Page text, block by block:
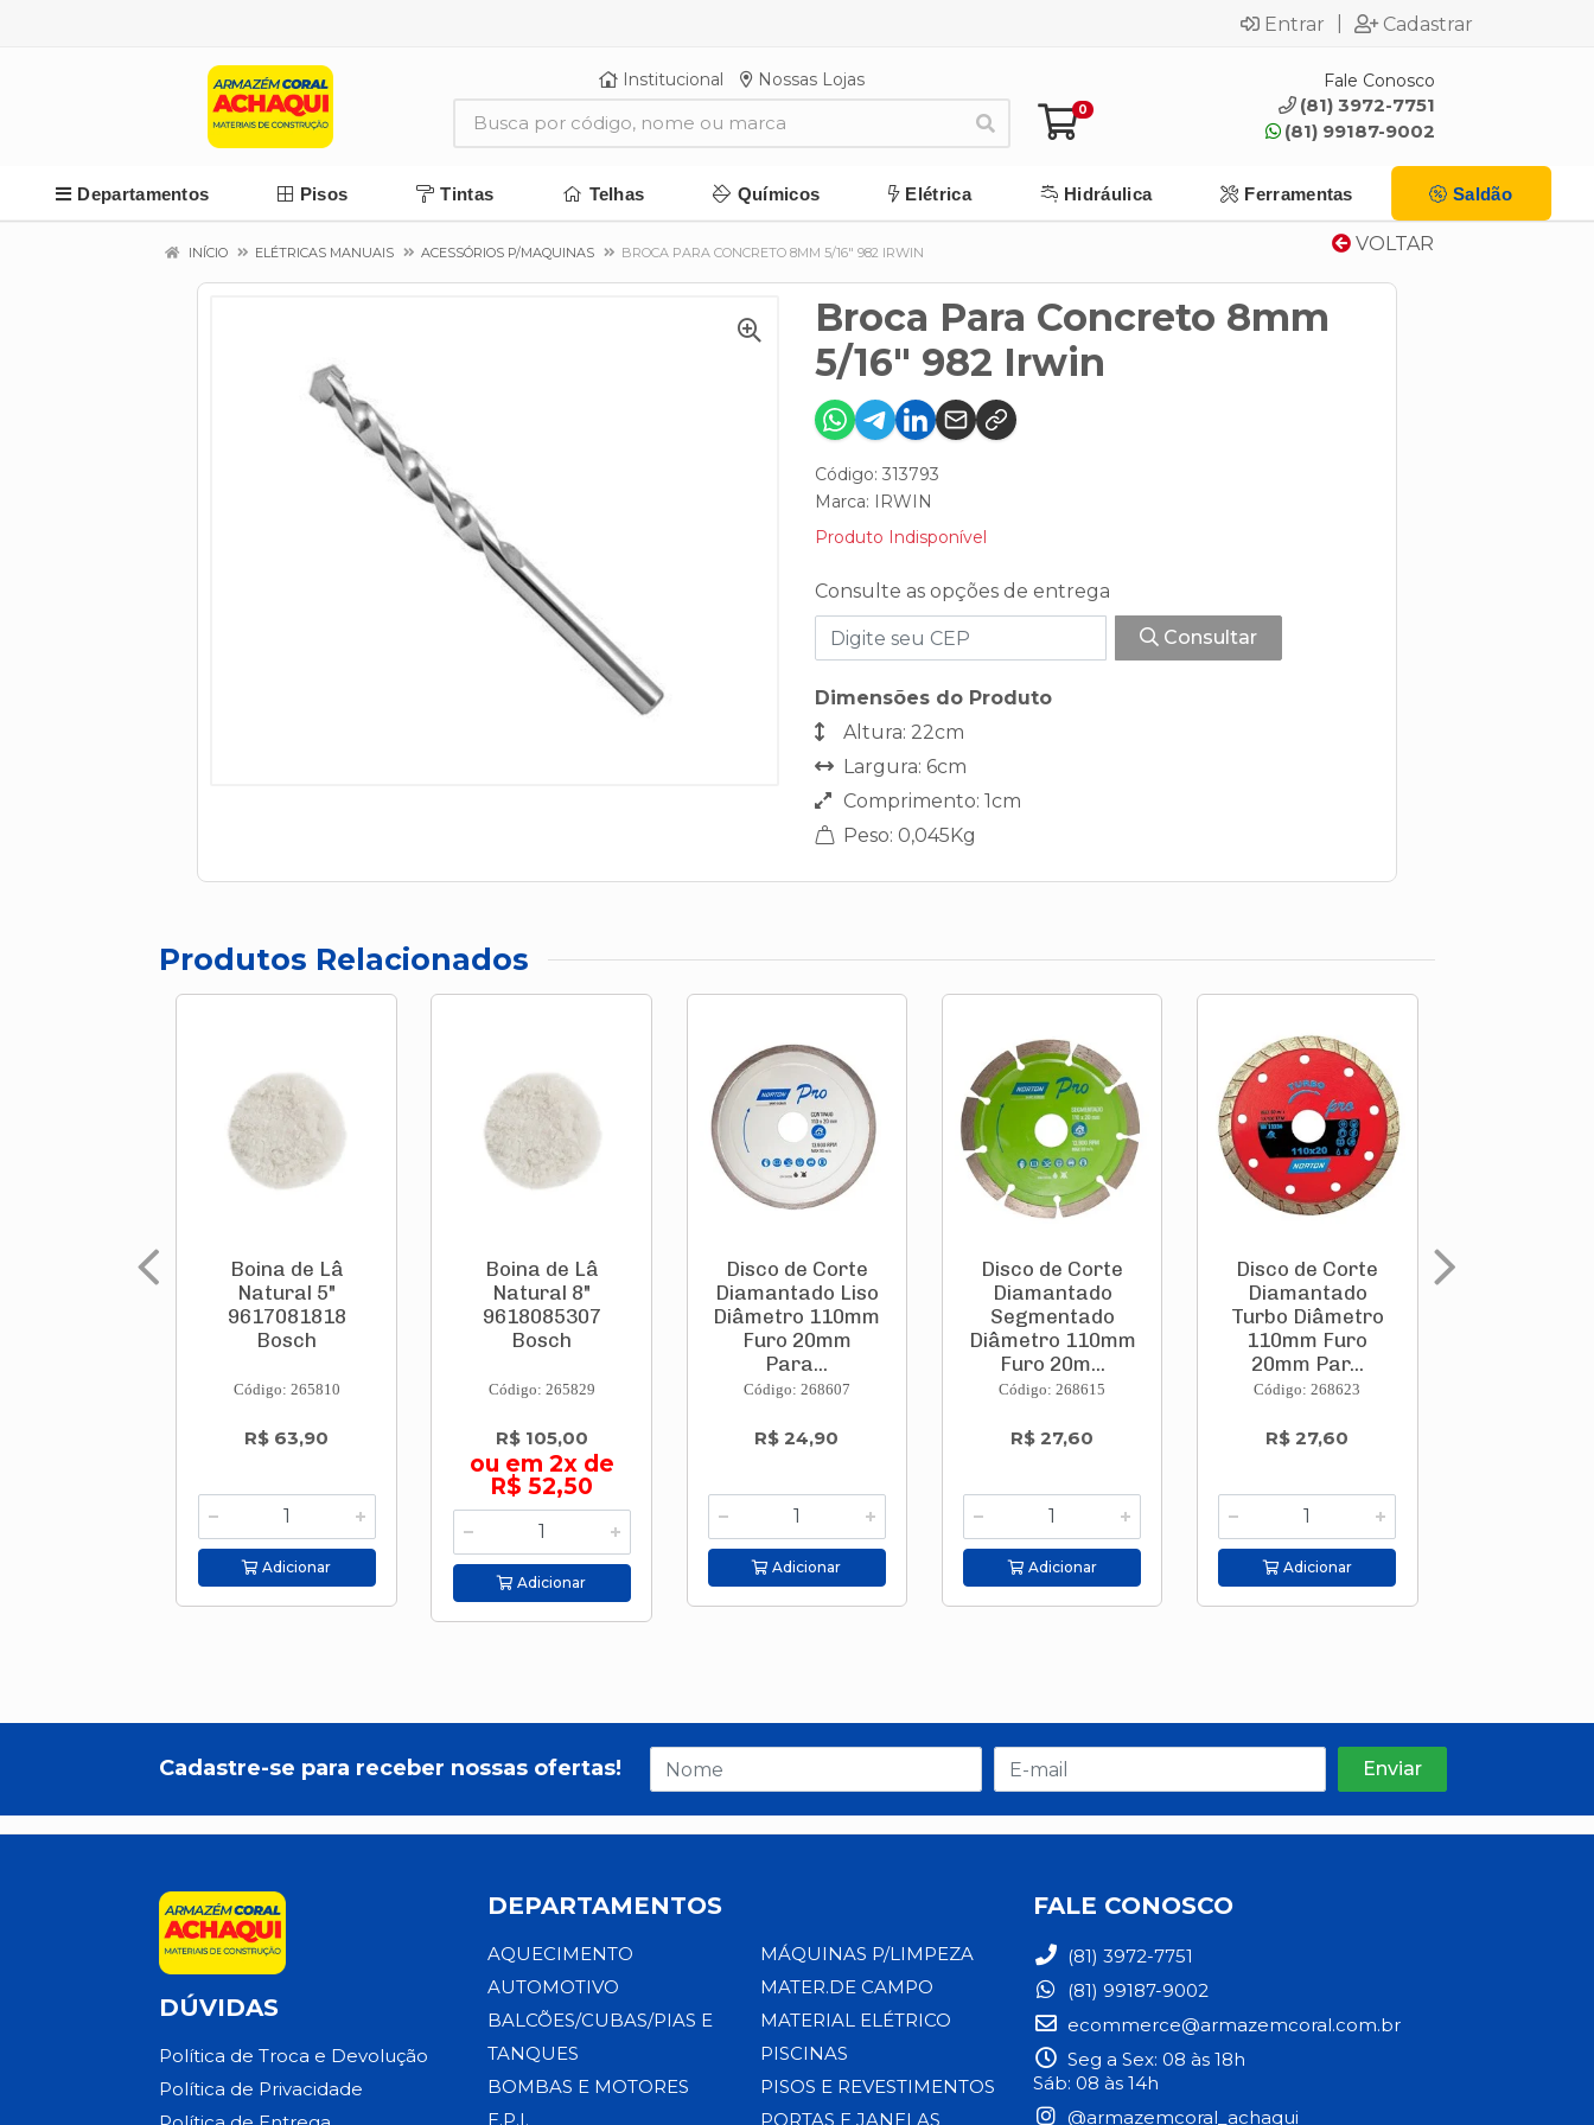
Entrar Cadastrar
Institucional Nossas Lojas
0
Fale Conosco
(81) 3972-7751
(81) 99187-9002
Departamentos Pisos Tintas Telhas Químicos Elétrica Hidráulica Ferramentas Saldão
VOLTAR
INÍCIO ELÉTRICAS MANUAIS ACESSÓRIOS P/MAQUINAS BROCA PARA CONCRETO 8MM 5/16" 982 IRWIN
Broca Para Concreto 8mm
5/16" 982 Irwin
Código: 313793
Marca: IRWIN
Produto Indisponível
Consulte as opções de entrega
Consultar
Dimensões do Produto
Altura: 22cm
Largura: 6cm
Comprimento: 1cm
Peso: 0,045Kg
Produtos Relacionados
Boina de Lâ
Natural 5"
9617081818
Bosch
Código: 265810
R$ 63,90
Adicionar
Boina de Lâ
Natural 8"
9618085307
Bosch
Código: 265829
R$ 105,00
ou em 2x de
R$ 52,50
Adicionar
Disco de Corte
Diamantado Liso
Diâmetro 110mm
Furo 20mm
Para...
Código: 268607
R$ 24,90
Adicionar
Disco de Corte
Diamantado
Segmentado
Diâmetro 110mm
Furo 20m...
Código: 268615
R$ 27,60
Adicionar
Disco de Corte
Diamantado
Turbo Diâmetro
110mm Furo
20mm Par...
Código: 268623
R$ 27,60
Adicionar
Cadastre-se para receber nossas ofertas!
DÚVIDAS
Política de Troca e Devolução
Política de Privacidade
DEPARTAMENTOS
AQUECIMENTO
AUTOMOTIVO
BALCÕES/CUBAS/PIAS E
TANQUES
BOMBAS E MOTORES
E.P.I.
MÁQUINAS P/LIMPEZA
MATER.DE CAMPO
MATERIAL ELÉTRICO
PISCINAS
PISOS E REVESTIMENTOS
PORTAS E JANELAS
FALE CONOSCO
(81) 3972-7751
(81) 99187-9002
ecommerce@armazemcoral.com.br
Seg a Sex: 08 às 18h
Sáb: 08 às 14h
@armazemcoral_achaqui